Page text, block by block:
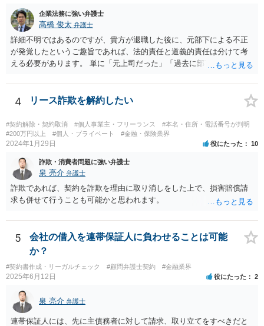
企業法務に強い弁護士
髙橋 俊太 弁護士
詳細不明ではあるのですが、貴方が退職した後に、元部下による不正
が発覚したというご趣旨であれば、法的責任と道義的責任は分けて考
える必要があります。 単に「元上司だった」「過去に部下だった」と
りません。会社が貴方に損害賠償請求をするには、在職中の管理監督
義務違反、引継ぎの不備、不正の兆候を知りながら放置したことな
ど、具体的な義務違反と損害との因果関係を主張・立証する必要があ
ります。なお、在職中から会計処理や現金管理の不自然さを認識して
いた、部下に過度な権限を与えたまま放置していた、退職時に重要な
情報を引き継がなかった等の事情があれば、会社から問題視される可
能性はあるでしょう。 対応としては、まず会社から何を求められてい
るのかを明確にすることが重要です。謝罪、調査協力、金銭負担、始
末書提出など、求められている内容によって対応は異なります。不用
意に責任を認める文書を作成したり、損害負担を約束したりすること
は避けるべきです。一方で、在職中の業務内容、権限分掌、引継ぎ資
いる場合には、会社とのやり取りを保存し、弁護士に相談したうえで
対応なさった方がよいでしょう。
4 リース詐欺を解約したい
#契約解除・契約取消 #個人事業主・フリーランス
#本名・住所・電話番号が判明
#200万円以上
#個人・プライベート #金融・保険業界
2024年1月29日 役にたった 10
詐欺・消費者問題に強い弁護士
泉 亮介 弁護士
詐欺であれば、契約を詐欺を理由に取り消しをした上で、損害賠償請
求も併せて行うことも可能かと思われます。
5
会社の借入を連帯保証人に負わせることは可能
か？
#契約書作成・リーガルチェック #顧問弁護士契約 #金融業界
2025年6月12日 役にたった 2
泉 亮介 弁護士
連帯保証人には、先に主債務者に対して請求、取り立てをすべきだと